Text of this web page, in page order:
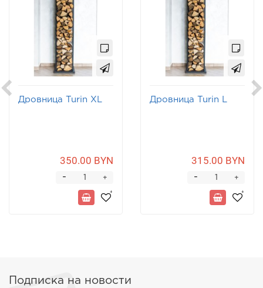
Дровница Turin XL
350.00 BYN
+
-
Дровница Turin L
315.00 BYN
+
-
Подписка на новости